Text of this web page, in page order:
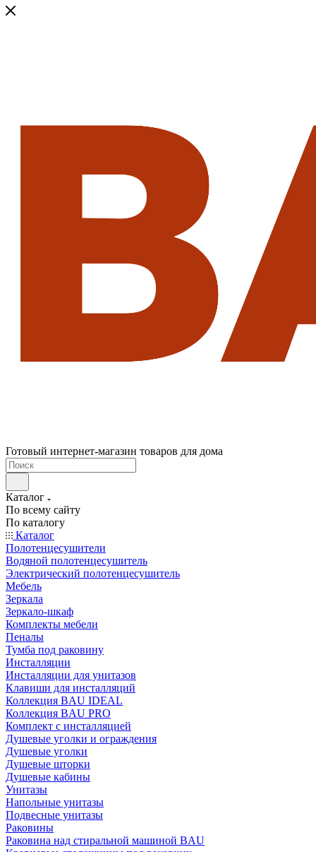
Готовый интернет-магазин товаров для дома
Каталог
По всему сайту
По каталогу
Каталог
Полотенцесушители
Водяной полотенцесушитель
Электрический полотенцесушитель
Мебель
Зеркала
Зеркало-шкаф
Комплекты мебели
Пеналы
Тумба под раковину
Инсталляции
Инсталляции для унитазов
Клавиши для инсталляций
Коллекция BAU IDEAL
Коллекция BAU PRO
Комплект с инсталляцией
Душевые уголки и ограждения
Душевые уголки
Душевые шторки
Душевые кабины
Унитазы
Напольные унитазы
Подвесные унитазы
Раковины
Раковина над стиральной машиной BAU